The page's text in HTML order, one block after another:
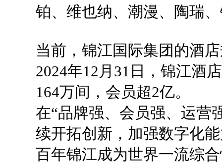
铂、维也纳、潮漫、陶瑞
当前，锦江国际集团的酒
2024年12月31日，锦江酒
164万间，会员超2亿。
在“品牌强、会员强、运营
续开拓创新，加强数字化
百年锦江成为世界一流综